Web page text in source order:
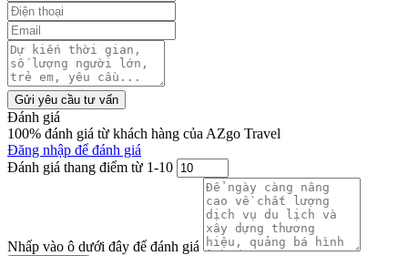
Gửi yêu cầu tư vấn
Đánh giá
100% đánh giá từ khách hàng của AZgo Travel
Đăng nhập để đánh giá
Đánh giá thang điểm từ 1-10
Nhấp vào ô dưới đây để đánh giá